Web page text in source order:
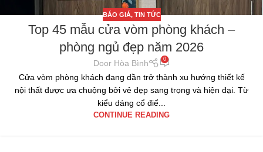
BÁO GIÁ, TIN TỨC
Top 45 mẫu cửa vòm phòng khách –
phòng ngủ đẹp năm 2026
Door Hòa Bình 0
Cửa vòm phòng khách đang dần trở thành xu hướng thiết kế
nội thất được ưa chuộng bởi vẻ đẹp sang trọng và hiện đại. Từ
kiểu dáng cổ điể...
CONTINUE READING